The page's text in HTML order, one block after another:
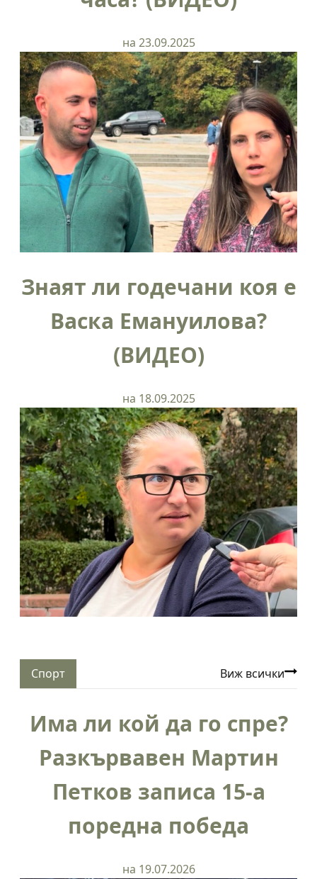
на 23.09.2025
Знаят ли годечани коя е
Васка Емануилова?
(ВИДЕО)
на 18.09.2025
Спорт Виж всички
Има ли кой да го спре?
Разкървавен Мартин
Петков записа 15-а
поредна победа
на 19.07.2026